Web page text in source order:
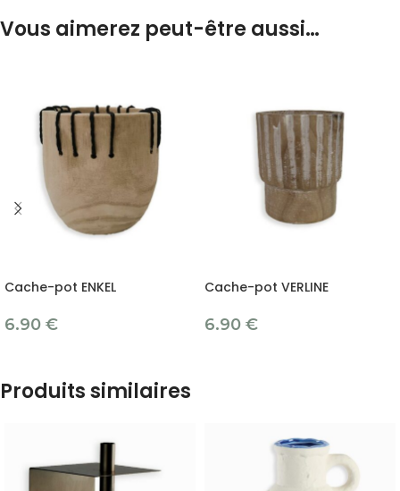
Vous aimerez peut-être aussi…
Cache-pot ENKEL
6.90 €
Cache-pot VERLINE
6.90 €
Produits similaires